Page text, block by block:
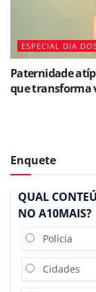
ESPECIAL DIA
Paternidade
que transforma
Enquete
QUAL
NO A10MAIS?
Polícia
Cidades